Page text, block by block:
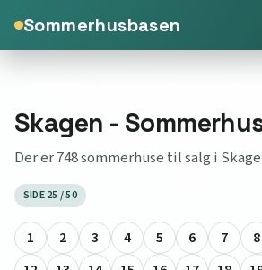
Sommerhusbasen
Skagen -
Der er 748 sommerhuse til salg i
SIDE 25 / 50
1 2 3 4 5 6 7 8